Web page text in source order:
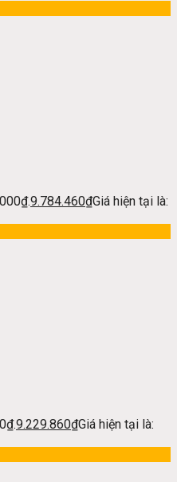
9.784.460₫Giá hiện tại là:
9.229.860₫Giá hiện tại là: